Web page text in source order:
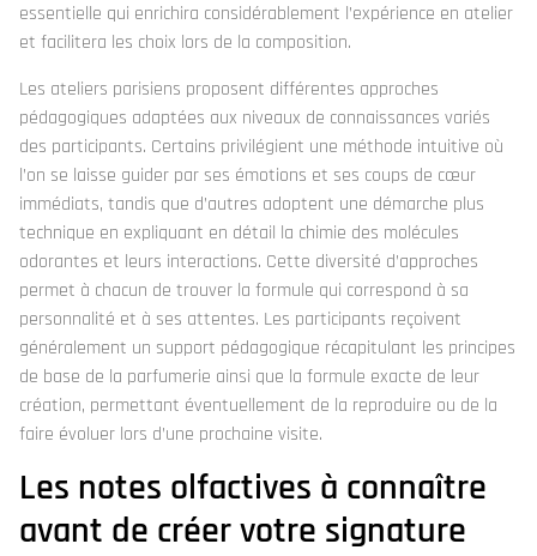
essentielle qui enrichira considérablement l’expérience en atelier
et facilitera les choix lors de la composition.
Les ateliers parisiens proposent différentes approches
pédagogiques adaptées aux niveaux de connaissances variés
des participants. Certains privilégient une méthode intuitive où
l’on se laisse guider par ses émotions et ses coups de cœur
immédiats, tandis que d’autres adoptent une démarche plus
technique en expliquant en détail la chimie des molécules
odorantes et leurs interactions. Cette diversité d’approches
permet à chacun de trouver la formule qui correspond à sa
personnalité et à ses attentes. Les participants reçoivent
généralement un support pédagogique récapitulant les principes
de base de la parfumerie ainsi que la formule exacte de leur
création, permettant éventuellement de la reproduire ou de la
faire évoluer lors d’une prochaine visite.
Les notes olfactives à connaître
avant de créer votre signature